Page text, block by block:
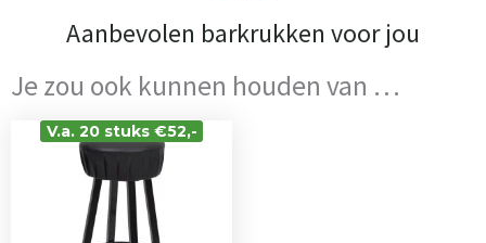
Aanbevolen barkrukken voor jou
Je zou ook kunnen houden van …
V.a. 20 stuks €52,-